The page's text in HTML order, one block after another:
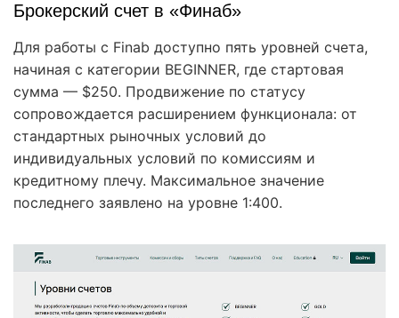
Брокерский счет в «Финаб»
Для работы с Finab доступно пять уровней счета,
начиная с категории BEGINNER, где стартовая
сумма — $250. Продвижение по статусу
сопровождается расширением функционала: от
стандартных рыночных условий до
индивидуальных условий по комиссиям и
кредитному плечу. Максимальное значение
последнего заявлено на уровне 1:400.